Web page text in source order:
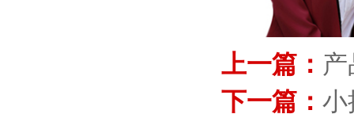
上一篇：
下一篇： 小